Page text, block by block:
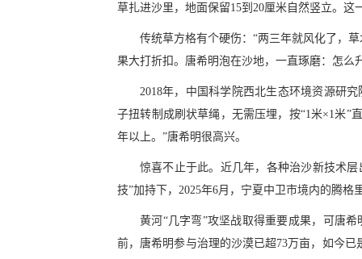
草扎进沙里，地面保留15到20厘米自然竖立。
传统草方格有个硬伤：“两三年就风化了，
果大打折扣。唐希明泡在沙地，一直琢磨：怎么
2018年，中国科学院西北生态环境资源研
子扭转制成刷状草绳，无需压埋，按“1米×1米”
年以上。”唐希明很高兴。
惊喜不止于此。近几年，各种治沙新技术
技”加持下，2025年6月，宁夏中卫市境内的腾格
黄河“几字弯”攻坚战取得重要成果，可唐
前，唐希明参与治理的沙漠已超73万亩，如今